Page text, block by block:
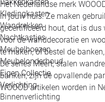
Kledingkasten
Wandrekken
Nachtkastjes
Meubelhoezen
Meubelonderhoud
Eigen Collectie
Verlichting
Binnenverlichting
Het Nederlandse merk
in jouw huis. Ze maken
gecertificeerd hout, dat is
voor de wanddecoratie en
te maken, of bestel de
De series Meert, stalen
banken, zijn de opvallende
WOOOD artikelen worden in